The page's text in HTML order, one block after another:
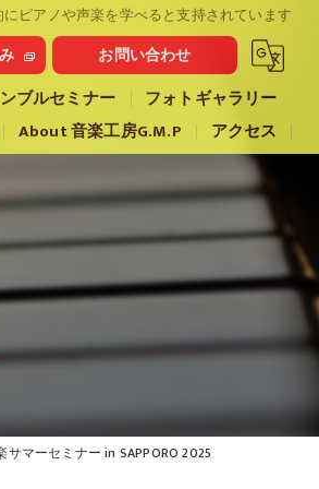
ピアノや声楽を学べると支持されています
お問い合わせ
ブルセミナー
フォトギャラリー
About 音楽工房G.M.P アクセス
サマーセミナー in SAPPORO 2025